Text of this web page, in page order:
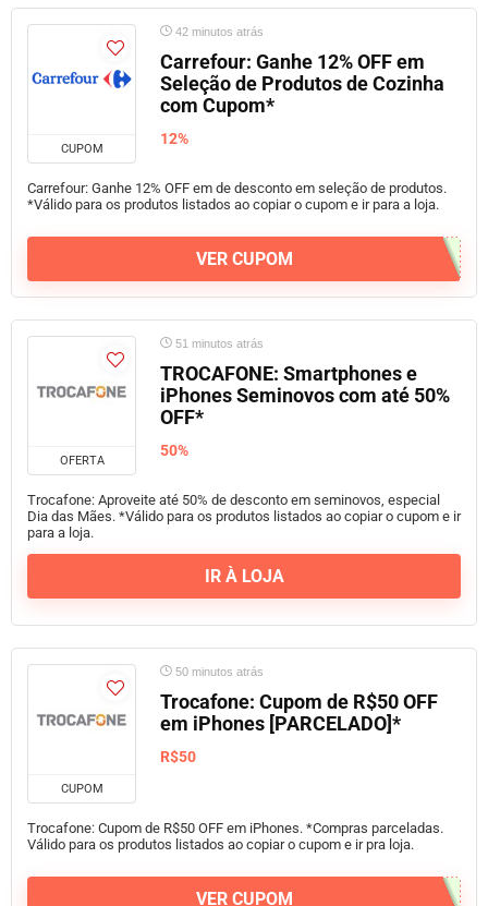
CUPOM
42 minutos atrás
Carrefour: Ganhe 12% OFF em
Seleção de Produtos de Cozinha
com Cupom*
12%
Carrefour: Ganhe 12% OFF em de desconto em seleção de produtos.
*Válido para os produtos listados ao copiar o cupom e ir para a loja.
VER CUPOM
OFERTA
51 minutos atrás
TROCAFONE: Smartphones e
iPhones Seminovos com até 50%
OFF*
50%
Trocafone: Aproveite até 50% de desconto em seminovos, especial
Dia das Mães. *Válido para os produtos listados ao copiar o cupom e ir
para a loja.
IR À LOJA
CUPOM
50 minutos atrás
Trocafone: Cupom de R$50 OFF
em iPhones [PARCELADO]*
R$50
Trocafone: Cupom de R$50 OFF em iPhones. *Compras parceladas.
Válido para os produtos listados ao copiar o cupom e ir pra loja.
VER CUPOM